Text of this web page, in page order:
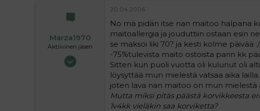
Marza1970
Aktiivinen jäsen
22.04.2005
20.04.2006
No mä pidän itse nan maitoo halpana
maitoallergia ja jouduttiin ostaan esin
se maksoi liki 70? ja kesti kolme
-75%tulevista maito ostoista parin kk
Sitten kun puoli vuotta oli kulunut oli
löysyttää mun mielestä vatsaa aika lailla.
joten lava nan maitoo on mun mielestä
Mutta miksi pitäs päästä korvikkeesta
1v4kk vieläkin saa korviketta?